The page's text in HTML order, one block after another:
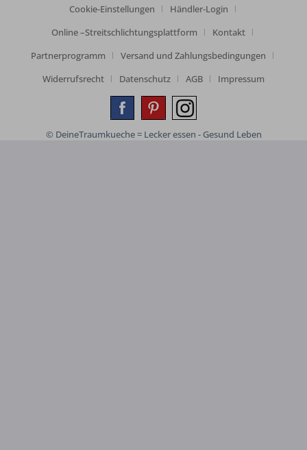
Cookie-Einstellungen
Händler-Login
Online –Streitschlichtungsplattform
Kontakt
Partnerprogramm
Versand und Zahlungsbedingungen
Widerrufsrecht
Datenschutz AGB Impressum
© DeineTraumkueche = Lecker essen - Gesund Leben